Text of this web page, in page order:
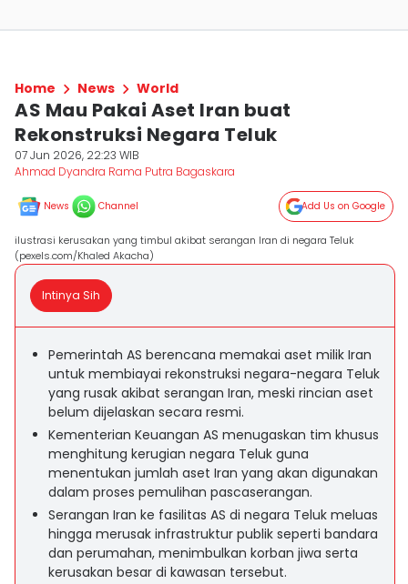
Home News World
AS Mau Pakai Aset Iran buat
Rekonstruksi Negara Teluk
07 Jun 2026, 22:23 WIB
Ahmad Dyandra Rama Putra Bagaskara
News Channel Add Us on Google
ilustrasi kerusakan yang timbul akibat serangan Iran di negara Teluk
(pexels.com/Khaled Akacha)
Intinya Sih
Pemerintah AS berencana memakai aset milik Iran
untuk membiayai rekonstruksi negara-negara Teluk
yang rusak akibat serangan Iran, meski rincian aset
belum dijelaskan secara resmi.
Kementerian Keuangan AS menugaskan tim khusus
menghitung kerugian negara Teluk guna
menentukan jumlah aset Iran yang akan digunakan
dalam proses pemulihan pascaserangan.
Serangan Iran ke fasilitas AS di negara Teluk meluas
hingga merusak infrastruktur publik seperti bandara
dan perumahan, menimbulkan korban jiwa serta
kerusakan besar di kawasan tersebut.